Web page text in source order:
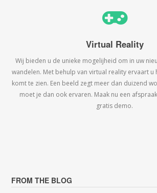
Virtual Reality
Wij bieden u de unieke mogelijheid om in uw
wandelen. Met behulp van virtual reality ervaart
komt te zien. Een beeld zegt meer dan duizend
moet je dan ook ervaren. Maak nu een
gratis demo.
FROM THE BLOG